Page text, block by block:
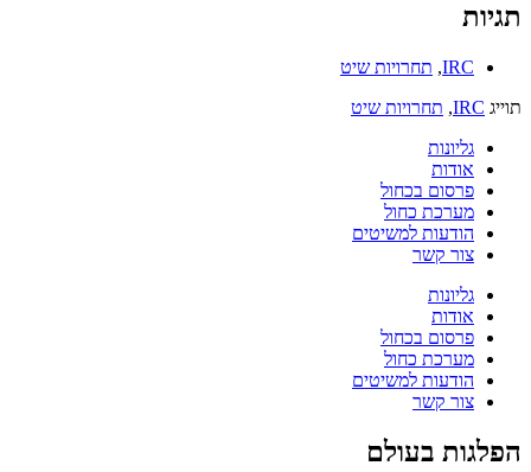
תגיות
IRC
, תחרויות שיט
תוייג IRC
, תחרויות שיט
גליונות
אודות
פרסום בכחול
מערכת כחול
הודעות למשיטים
צור קשר
גליונות
אודות
פרסום בכחול
מערכת כחול
הודעות למשיטים
צור קשר
הפלגות בעולם